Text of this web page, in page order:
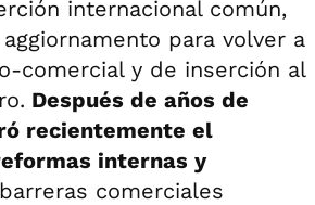
internacional común,
para volver a
comercial y de inserción al
Después de años de
recientemente el
internas y
comerciales